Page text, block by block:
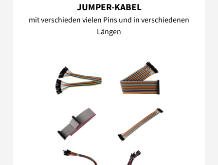
JUMPER-KABEL
mit verschieden vielen Pins und in verschiedenen
Längen